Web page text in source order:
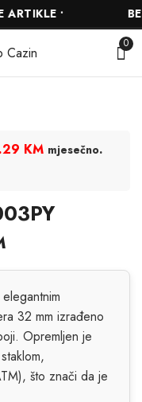
•
0
Q&Q Q72B-004PY
Q&Q Q49B-003PY
KM mjesečno.
32 mm izrađeno
Opremljen je
što znači da je